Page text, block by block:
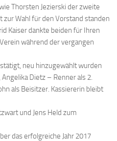
Thorsten Jezierski der zweite
Wahl für den Vorstand standen
Kaiser dankte beiden für Ihren
während der vergangen
neu hinzugewählt wurden
Dietz – Renner als 2.
als Beisitzer. Kassiererin bleibt
und Jens Held zum
das erfolgreiche Jahr 2017